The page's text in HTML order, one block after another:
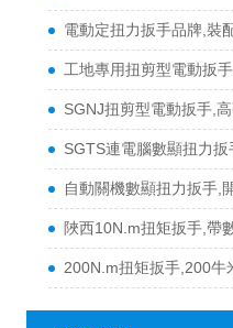
電動定扭力扳手品牌,裝
工地專用扭剪型電動扳
SGNJ扭剪型電動扳手,
SGTS連電腦數顯扭力
自動關機數顯扭力扳手,
陜西10N.m扭矩扳手,帶
200N.m扭矩扳手,200牛